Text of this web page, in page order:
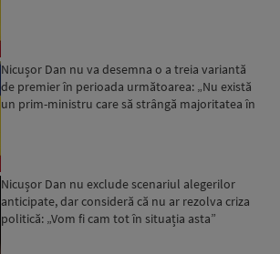
Nicușor Dan nu va desemna o a treia variantă
de premier în perioada următoarea: „Nu există
un prim-ministru care să strângă majoritatea în
Nicușor Dan nu exclude scenariul alegerilor
anticipate, dar consideră că nu ar rezolva criza
politică: „Vom fi cam tot în situația asta”